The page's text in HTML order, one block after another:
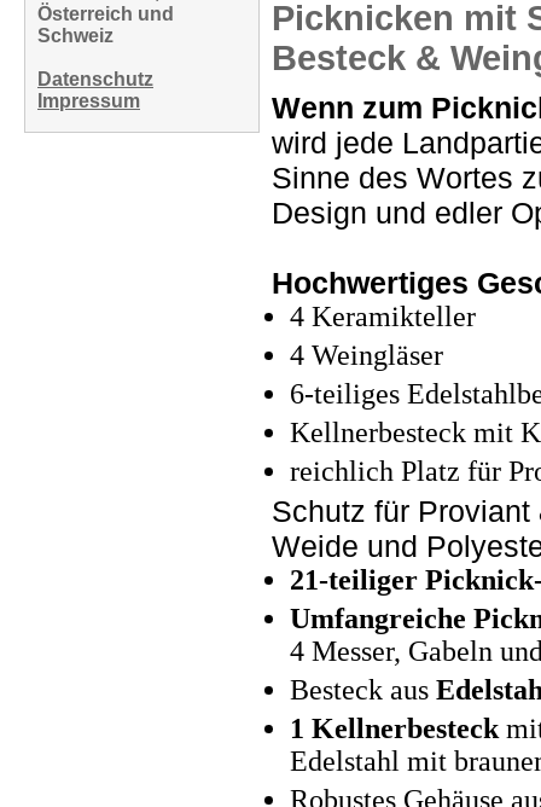
Österreich und
Schweiz
Datenschutz
Impressum
Picknicken mit
Besteck &
Wenn zum
wird jede
Sinne des Wortes
Design und edler
Hochwertiges
4 Keramikteller
4 Weingläser
6-teiliges
Kellnerbesteck mit
reichlich Platz für
Schutz für
Weide und
21-teiliger
Umfangreiche
4 Messer, Gabeln
Besteck aus
1 Kellnerbesteck
Edelstahl mit
Robustes Gehäuse